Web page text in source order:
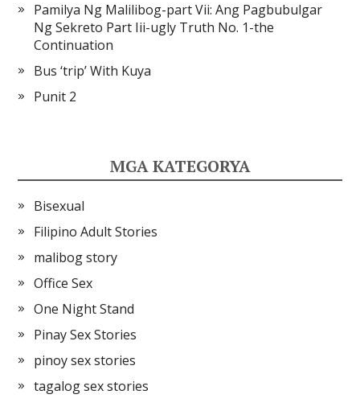
Pamilya Ng Malilibog-part Vii: Ang Pagbubulgar
Ng Sekreto Part Iii-ugly Truth No. 1-the
Continuation
Bus ‘trip’ With Kuya
Punit 2
MGA KATEGORYA
Bisexual
Filipino Adult Stories
malibog story
Office Sex
One Night Stand
Pinay Sex Stories
pinoy sex stories
tagalog sex stories